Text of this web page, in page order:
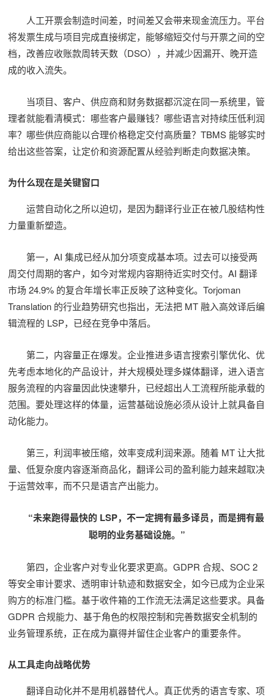
人工开票会制造时间差，时间差又会带来现金流压力。平台
将发票生成与项目完成直接绑定，能够缩短交付与开票之间的空
档，改善应收账款周转天数（DSO），并减少因漏开、晚开造
成的收入流失。
当项目、客户、供应商和财务数据都沉淀在同一系统里，管
理者就能看清模式：哪些客户最赚钱？哪些语言对持续压低利润
率？哪些供应商能以合理价格稳定交付高质量？TBMS 能够实时
给出这些答案，让定价和资源配置从经验判断走向数据决策。
为什么现在是关键窗口
运营自动化之所以迫切，是因为翻译行业正在被几股结构性
力量重新塑造。
第一，AI 集成已经从加分项变成基本项。过去可以接受两
周交付周期的客户，如今对常规内容期待近实时交付。AI 翻译
市场 24.9% 的复合年增长率正反映了这种变化。Torjoman
Translation 的行业趋势研究也指出，无法把 MT 融入高效译后编
辑流程的 LSP，已经在竞争中落后。
第二，内容量正在爆发。企业推进多语言搜索引擎优化、优
先考虑本地化的产品设计，并大规模处理多媒体翻译，进入语言
服务流程的内容量因此快速攀升，已经超出人工流程所能承载的
范围。要处理这样的体量，运营基础设施必须从设计上就具备自
动化能力。
第三，利润率被压缩，效率变成利润来源。随着 MT 让大批
量、低复杂度内容逐渐商品化，翻译公司的盈利能力越来越取决
于运营效率，而不只是语言产出能力。
“未来跑得最快的 LSP，不一定拥有最多译员，而是拥有最
聪明的业务基础设施。”
第四，企业客户对专业化要求更高。GDPR 合规、SOC 2
等安全审计要求、透明审计轨迹和数据安全，如今已成为企业采
购方的标准门槛。基于收件箱的工作流无法满足这些要求。具备
GDPR 合规能力、基于角色的权限控制和完善数据安全机制的
业务管理系统，正在成为赢得并留住企业客户的重要条件。
从工具走向战略优势
翻译自动化并不是用机器替代人。真正优秀的语言专家、项